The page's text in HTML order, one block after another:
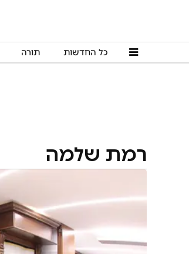
כל החדשות תורה
רמת שלמה